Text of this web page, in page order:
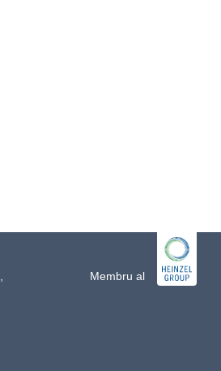
Membru al